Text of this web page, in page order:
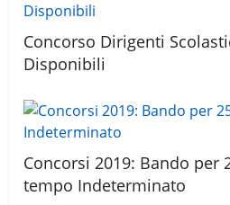
Concorso Dirigenti
Disponibili
Concorsi 2019: Bando per
tempo Indeterminato